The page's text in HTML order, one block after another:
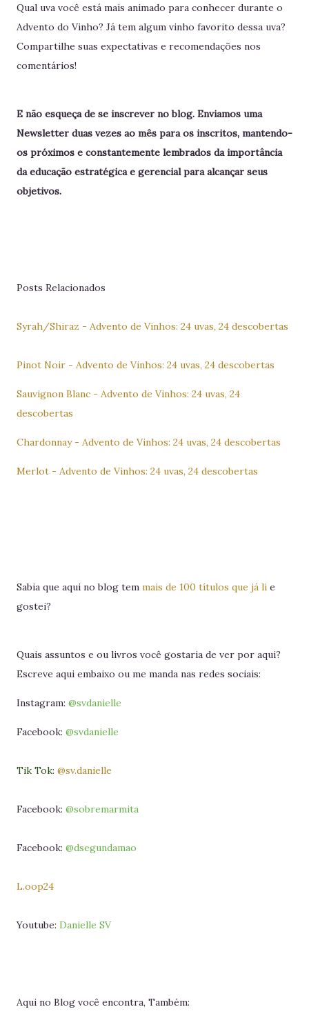
Qual uva você está mais animado para conhecer durante o
Advento do Vinho? Já tem algum vinho favorito dessa uva?
Compartilhe suas expectativas e recomendações nos
comentários!
E não esqueça de se inscrever no blog. Enviamos uma
Newsletter duas vezes ao mês para os inscritos, mantendo-
os próximos e constantemente lembrados da importância
da educação estratégica e gerencial para alcançar seus
objetivos.
Posts Relacionados
Syrah/Shiraz - Advento de Vinhos: 24 uvas, 24 descobertas
Pinot Noir - Advento de Vinhos: 24 uvas, 24 descobertas
Sauvignon Blanc - Advento de Vinhos: 24 uvas, 24
descobertas
Chardonnay - Advento de Vinhos: 24 uvas, 24 descobertas
Merlot - Advento de Vinhos: 24 uvas, 24 descobertas
Sabia que aqui no blog tem mais de 100 títulos que já li e
gostei?
Quais assuntos e ou livros você gostaria de ver por aqui?
Escreve aqui embaixo ou me manda nas redes sociais:
Instagram: @svdanielle
Facebook: @svdanielle
Tik Tok: @sv.danielle
Facebook: @sobremarmita
Facebook: @dsegundamao
L.oop24
Youtube: Danielle SV
Aqui no Blog você encontra, Também: